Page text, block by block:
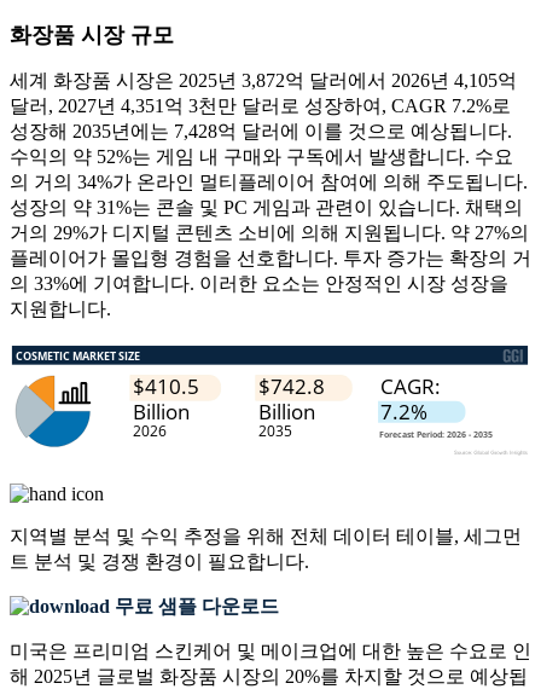
화장품 시장 규모
세계 화장품 시장은 2025년 3,872억 달러에서 2026년 4,105억
달러, 2027년 4,351억 3천만 달러로 성장하여, CAGR 7.2%로
성장해 2035년에는 7,428억 달러에 이를 것으로 예상됩니다.
수익의 약 52%는 게임 내 구매와 구독에서 발생합니다. 수요
의 거의 34%가 온라인 멀티플레이어 참여에 의해 주도됩니다.
성장의 약 31%는 콘솔 및 PC 게임과 관련이 있습니다. 채택의
거의 29%가 디지털 콘텐츠 소비에 의해 지원됩니다. 약 27%의
플레이어가 몰입형 경험을 선호합니다. 투자 증가는 확장의 거
의 33%에 기여합니다. 이러한 요소는 안정적인 시장 성장을
지원합니다.
지역별 분석 및 수익 추정을 위해 전체 데이터 테이블, 세그먼
트 분석 및 경쟁 환경이 필요합니다.
무료 샘플 다운로드
미국은 프리미엄 스킨케어 및 메이크업에 대한 높은 수요로 인
해 2025년 글로벌 화장품 시장의 20%를 차지할 것으로 예상됩